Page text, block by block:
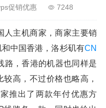
促销优惠 7248
人主机商家，商家主要销
中国香港，洛杉矶有CN
路，香港的机器也同样是
高，不过价格也略高，
推出了两款年付优惠方